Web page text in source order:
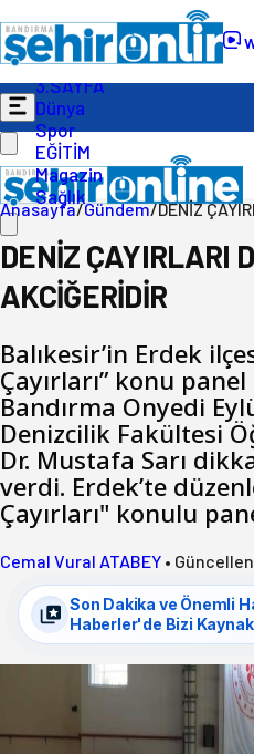
Gündem
Ekonomi
Politika
3.SAYFA
Dünya
Spor
EĞİTİM
Magazin
Sağlık
Anasayfa/Gündem/DENİZ
DENİZ ÇAYIRLARI
AKCİĞERİDİR
Balıkesir’in Erdek
Çayırları” konu
Bandırma Onyedi
Denizcilik Fakültesi
Dr. Mustafa Sarı
verdi. Erdek’te
Çayırları" konulu
Cemal Vural ATABEY •
Son Dakika ve Önemli
Haberler'de Bizi